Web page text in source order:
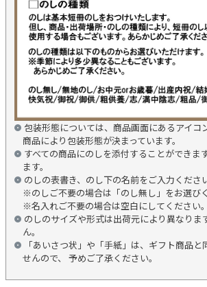
包装形態については、商品画面にあるアイコ
商品により包装形態が決まっています。
すべての商品にのしを添付することができま
ます。
のしの表書き、のし下の名前をご入力ください
※のしご不要の場合は「のし無し」をお選びく
※名入れご不要の場合は空白にしてください。
のしのサイズや形式は出荷元により異なりま
ん。
「あいさつ状」や「手紙」は、ギフト商品
せんので、 予めご了承ください。